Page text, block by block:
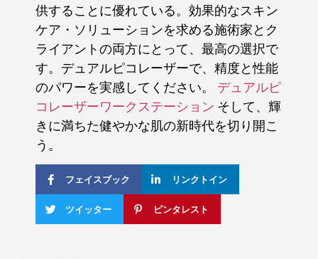
供することに優れている。効果的なスキン
ケア・ソリューションを求める施術家とク
ライアントの両方にとって、最高の選択で
す。デュアルピコレーザーで、精度と性能
のパワーを実感してください。 デュアルピ
コレーザーワークステーション そして、輝
きに満ちた健やかな肌の新時代を切り開こ
う。
フェイスブック リンクトイン
ツイッター ピンタレスト